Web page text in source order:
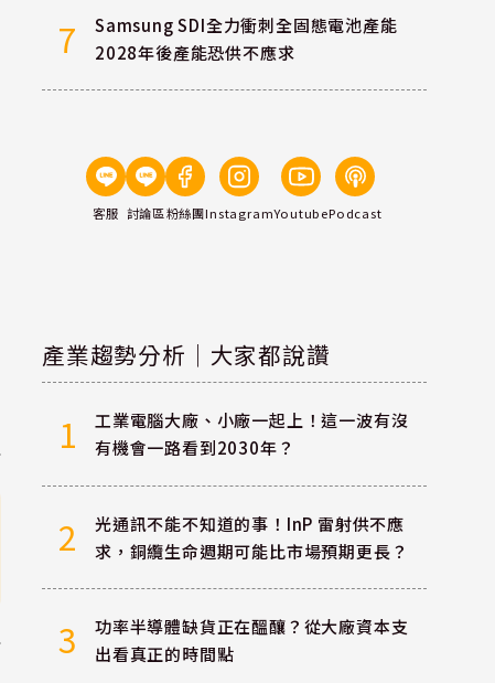
7
Samsung SDI全力衝刺全固態電池產能
2028年後產能恐供不應求
客服 討論區粉絲團InstagramYoutubePodcast
產業趨勢分析｜大家都說讚
1
工業電腦大廠、小廠一起上！這一波有沒
有機會一路看到2030年？
2
光通訊不能不知道的事！InP 雷射供不應
求，銅纜生命週期可能比市場預期更長？
3
功率半導體缺貨正在醞釀？從大廠資本支
出看真正的時間點